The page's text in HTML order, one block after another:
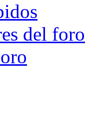
del foro